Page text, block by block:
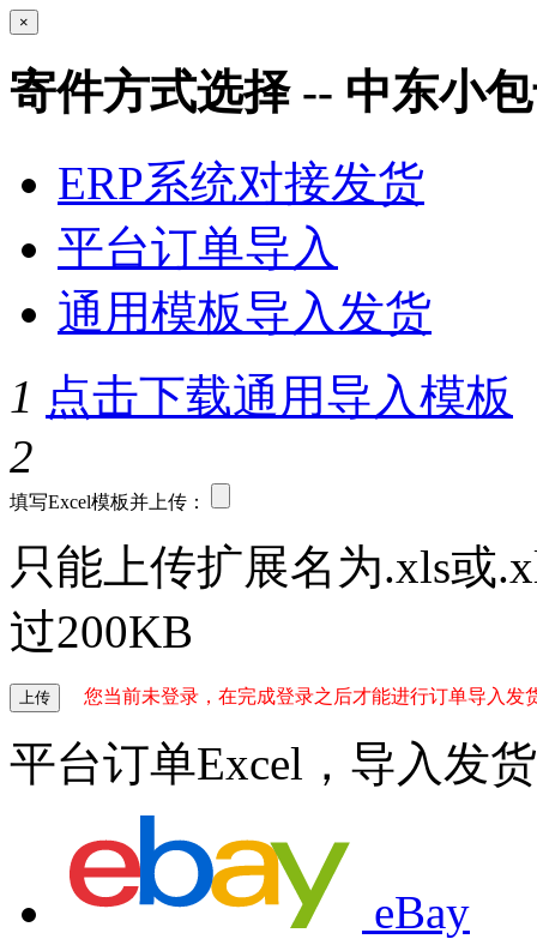
×
寄件方式选择 -- 中东小
ERP系统对接发货
平台订单导入
通用模板导入发货
1 点击下载通用导入模板
2
填写Excel模板并上传：
只能上传扩展名为.xls或
过200KB
上传 您当前未登录，在完成登录之后才能进行订单导入发
平台订单Excel，导入发货
eBay